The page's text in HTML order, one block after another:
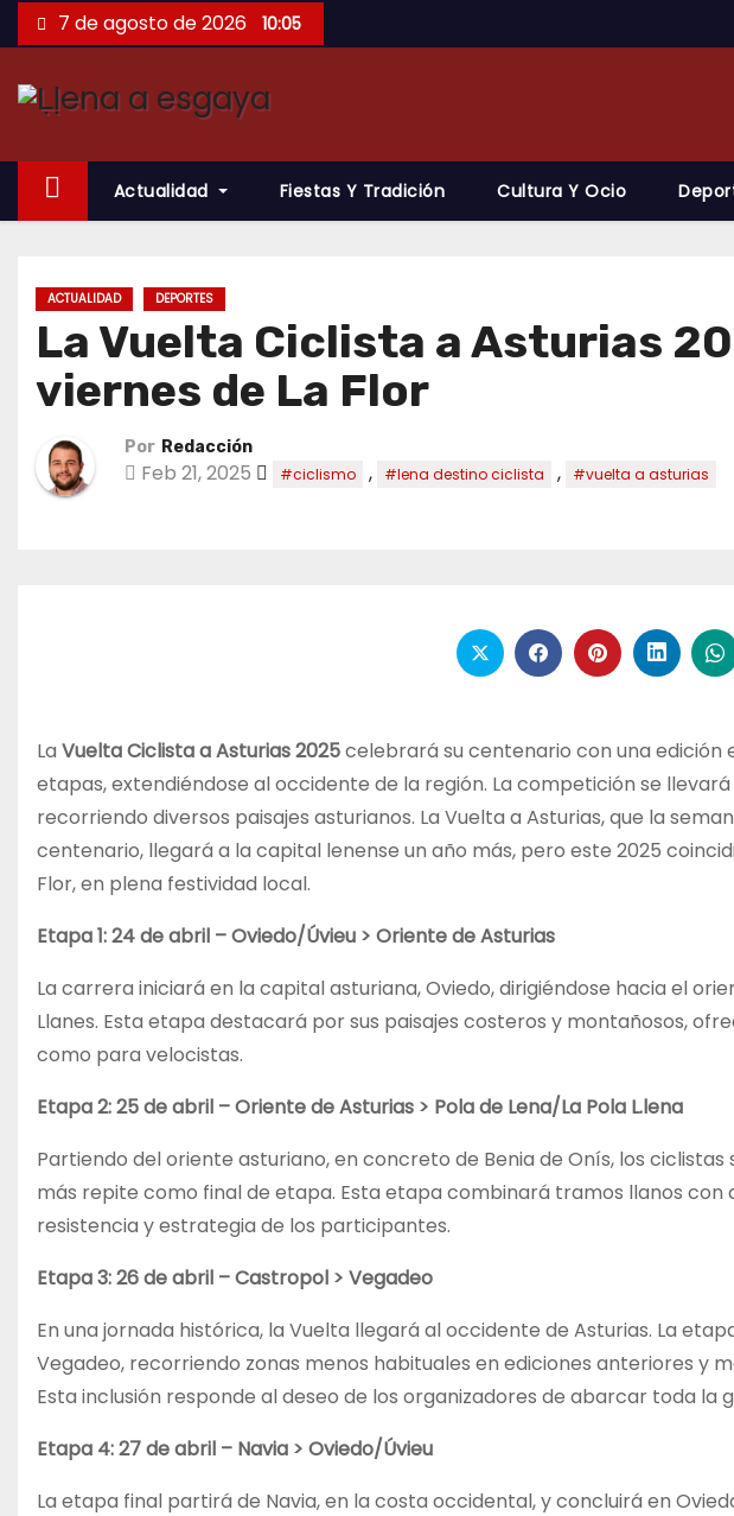
Saltar
al
contenido
7 de agosto de 2026 10:05
Actualidad Fiestas Y Tradición Cultura Y Ocio
ACTUALIDAD DEPORTES
La Vuelta Ciclista a Asturias
viernes de La Flor
Por Redacción
Feb 21, 2025 #ciclismo , #lena destino ciclista , #vuelta a asturias
La Vuelta Ciclista a Asturias 2025celebrará su centenario con una edición
etapas, extendiéndose al occidente de la región. La competición se
recorriendo diversos paisajes asturianos. La Vuelta a Asturias, que la
centenario, llegará a la capital lenense un año más, pero este 2025
Flor, en plena festividad local.
Etapa 1: 24 de abril – Oviedo/Úvieu > Oriente de Asturias
La carrera iniciará en la capital asturiana, Oviedo, dirigiéndose hacia el
Llanes. Esta etapa destacará por sus paisajes costeros y montañosos,
como para velocistas.
Etapa 2: 25 de abril – Oriente de Asturias > Pola de Lena/La Pola L.lena
Partiendo del oriente asturiano, en concreto de Benia de Onís, los ciclistas
más repite como final de etapa. Esta etapa combinará tramos llanos con
resistencia y estrategia de los participantes.
Etapa 3: 26 de abril – Castropol > Vegadeo
En una jornada histórica, la Vuelta llegará al occidente de Asturias. La
Vegadeo, recorriendo zonas menos habituales en ediciones anteriores y
Esta inclusión responde al deseo de los organizadores de abarcar toda
Etapa 4: 27 de abril – Navia > Oviedo/Úvieu
La etapa final partirá de Navia, en la costa occidental, y concluirá en